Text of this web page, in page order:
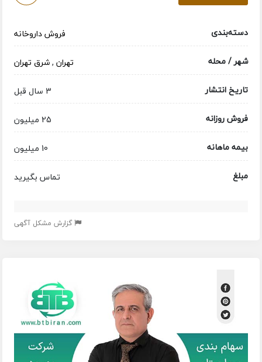
دسته‌بندی
فروش داروخانه
شهر / محله
تهران,شرق تهران
تاریخ انتشار
3 سال قبل
فروش روزانه
25 میلیون
بیمه ماهانه
10 میلیون
مبلغ
تماس بگیرید
گزارش مشکل آگهی